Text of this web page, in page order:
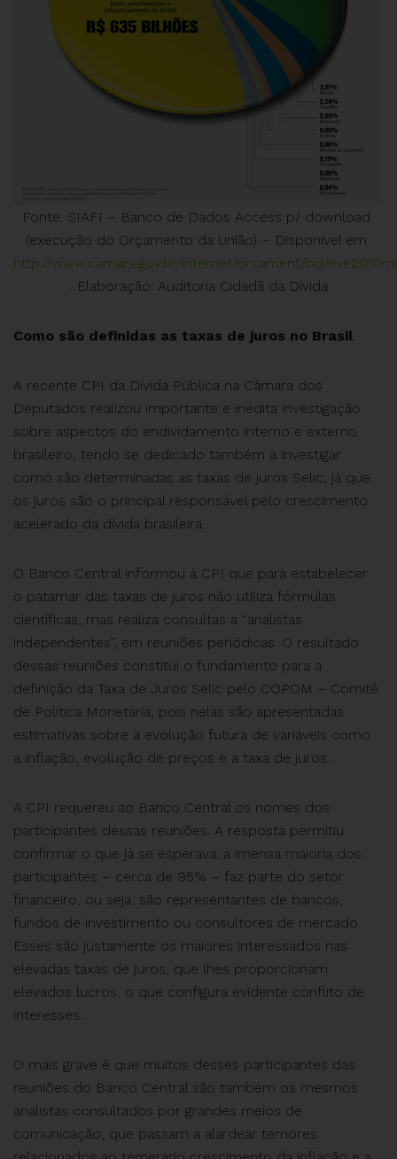
Fonte: SIAFI – Banco de Dados Access p/ download
(execução do Orçamento da União) – Disponível em
http://www.camara.gov.br/internet/orcament/bd/
. Elaboração: Auditoria Cidadã da Dívida
Como são definidas as taxas de juros no Brasil
A recente CPI da Dívida Pública na Câmara dos
Deputados realizou importante e inédita investigação
sobre aspectos do endividamento interno e externo
brasileiro, tendo se dedicado também a investigar
como são determinadas as taxas de juros Selic, já que
os juros são o principal responsável pelo crescimento
acelerado da dívida brasileira.
O Banco Central informou à CPI que para estabelecer
o patamar das taxas de juros não utiliza fórmulas
científicas, mas realiza consultas a “analistas
independentes”, em reuniões periódicas. O resultado
dessas reuniões constitui o fundamento para a
definição da Taxa de Juros Selic pelo COPOM – Comitê
de Política Monetária, pois nelas são apresentadas
estimativas sobre a evolução futura de variáveis como
a inflação, evolução de preços e a taxa de juros.
A CPI requereu ao Banco Central os nomes dos
participantes dessas reuniões. A resposta permitiu
confirmar o que já se esperava: a imensa maioria dos
participantes – cerca de 95% – faz parte do setor
financeiro, ou seja, são representantes de bancos,
fundos de investimento ou consultores de mercado.
Esses são justamente os maiores interessados nas
elevadas taxas de juros, que lhes proporcionam
elevados lucros, o que configura evidente conflito de
interesses.
O mais grave é que muitos desses participantes das
reuniões do Banco Central são também os mesmos
analistas consultados por grandes meios de
comunicação, que passam a alardear temores